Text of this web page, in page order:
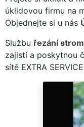
úklidovou firmu na
Objednejte si u nás
Službu řezání
zajistí a poskytnou
sítě EXTRA